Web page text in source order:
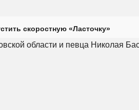
скоростную «Ласточку»